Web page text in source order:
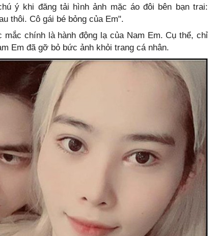
ý khi đăng tải hình ảnh mặc áo đôi bên bạn trai:
thôi. Cô gái bé bỏng của Em".
mắc chính là hành động lạ của Nam Em. Cụ thể, chỉ
Em đã gỡ bỏ bức ảnh khỏi trang cá nhân.